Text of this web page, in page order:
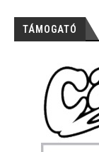
TÁMOGATÓ